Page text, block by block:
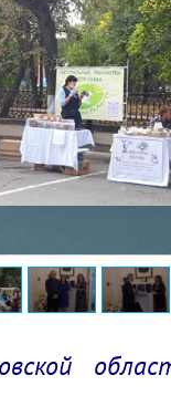
ГОДОМ